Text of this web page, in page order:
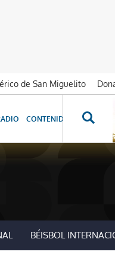
de San Miguelito
CONTENIDOS ESPECIALES
BÉISBOL